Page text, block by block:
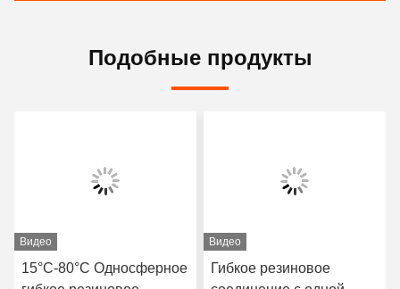
Подобные продукты
Видео
15°C-80°C Односферное
Видео
Гибкое резиновое